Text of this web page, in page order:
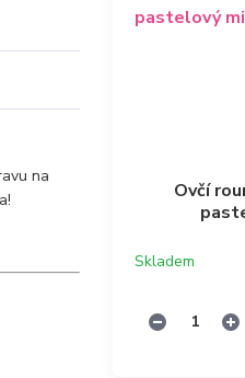
Ovčí
Skladem
na